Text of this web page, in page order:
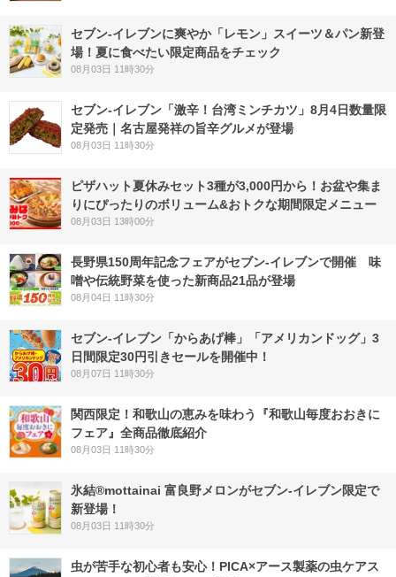
セブン‐イレブンに爽やか「レモン」スイーツ＆パン新登
場！夏に食べたい限定商品をチェック
08月03日 11時30分
セブン-イレブン「激辛！台湾ミンチカツ」8月4日数量限
定発売｜名古屋発祥の旨辛グルメが登場
08月03日 11時30分
ピザハット夏休みセット3種が3,000円から！お盆や集ま
りにぴったりのボリューム&おトクな期間限定メニュー
08月03日 13時00分
長野県150周年記念フェアがセブン-イレブンで開催 味
噌や伝統野菜を使った新商品21品が登場
08月04日 11時30分
セブン‐イレブン「からあげ棒」「アメリカンドッグ」3
日間限定30円引きセールを開催中！
08月07日 11時30分
関西限定！和歌山の恵みを味わう『和歌山毎度おおきに
フェア』全商品徹底紹介
08月03日 11時30分
氷結®mottainai 富良野メロンがセブン‐イレブン限定で
新登場！
08月03日 11時30分
虫が苦手な初心者も安心！PICA×アース製薬の虫ケアス